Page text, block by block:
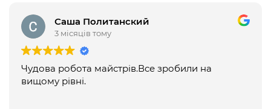
Саша Политанский
3 місяців тому
Чудова робота майстрів.Все зробили на
вищому рівні.